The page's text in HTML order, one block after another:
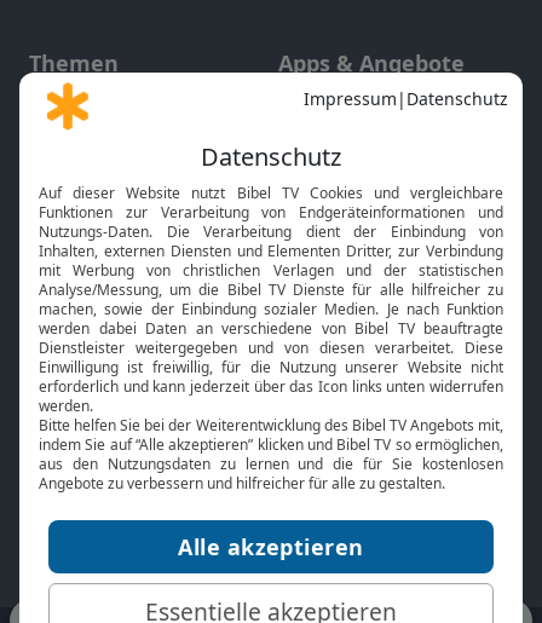
Themen
Gott und Bibel erklärt
Neuigkeiten
Apps & Angebote
Mobile App
Smart TV
HbbTV
Bibelthek Online-Bibel
Nächster Gottesdienst
Bibel TV
Über uns
Jobs
Mediadaten
Service
Kontakt
TV-Empfang